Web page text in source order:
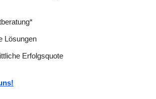
Lösungen
Erfolgsquote